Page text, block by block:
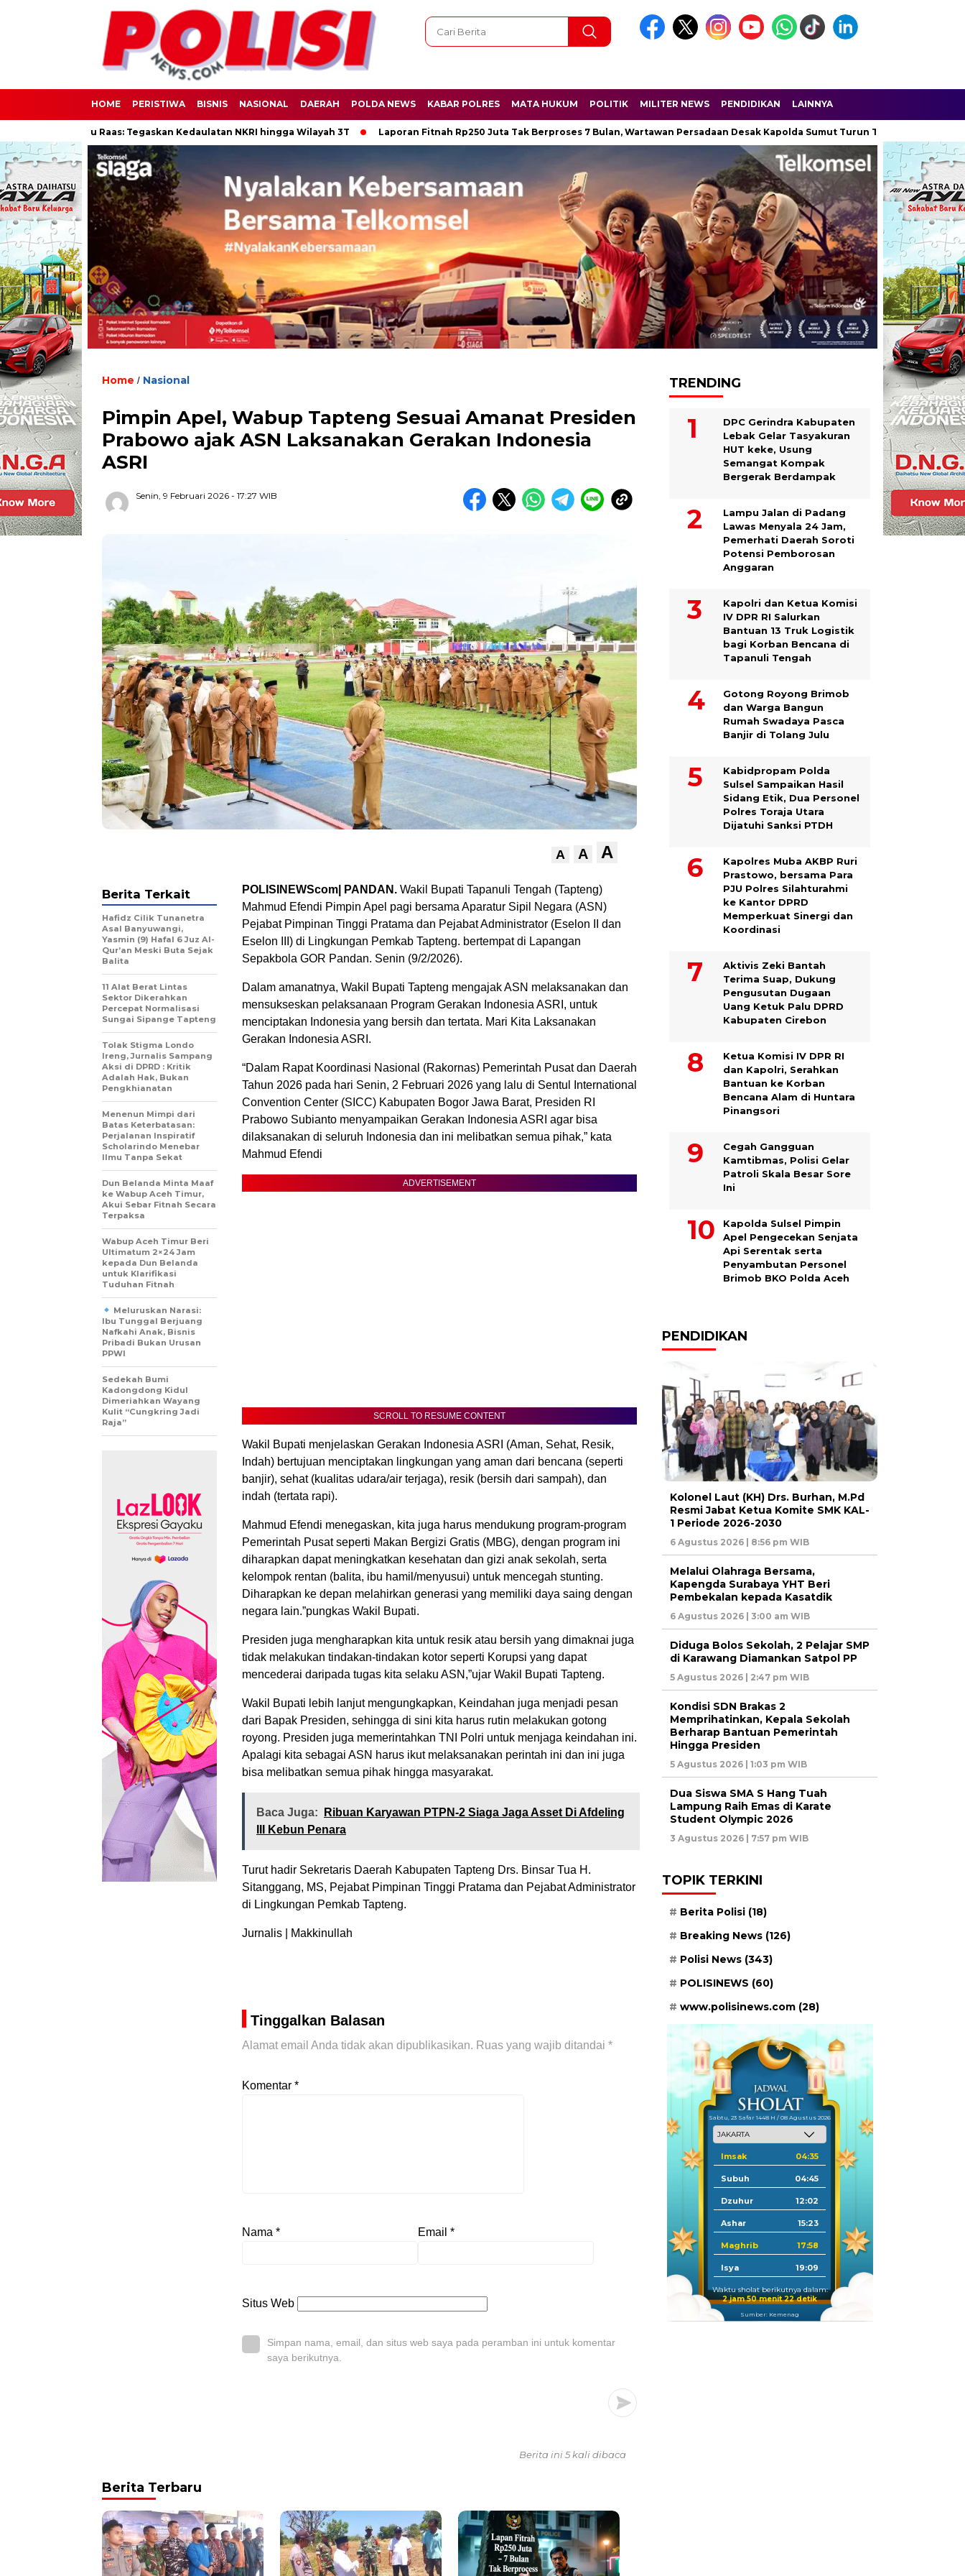
HOME PERISTIWA BISNIS NASIONAL DAERAH POLDA NEWS KABAR POLRES MATA HUKUM POLITIK MILITER NEWS PENDIDIKAN LAINNYA
di Pulau Raas: Tegaskan Kedaulatan NKRI hingga Wilayah 3T Laporan Fitnah Rp250 Juta Tak Berproses 7 Bulan, Wartawan Persadaan Desak Kapolda Sumut Turun Tangan
Home / Nasional
Pimpin Apel, Wabup Tapteng Sesuai Amanat Presiden
Prabowo ajak ASN Laksanakan Gerakan Indonesia
ASRI
Senin, 9 Februari 2026 - 17:27 WIB
A A A
POLISINEWScom| PANDAN. Wakil Bupati Tapanuli Tengah (Tapteng)
Mahmud Efendi Pimpin Apel pagi bersama Aparatur Sipil Negara (ASN)
Pejabat Pimpinan Tinggi Pratama dan Pejabat Administrator (Eselon II dan
Eselon III) di Lingkungan Pemkab Tapteng. bertempat di Lapangan
Sepakbola GOR Pandan. Senin (9/2/2026).
Dalam amanatnya, Wakil Bupati Tapteng mengajak ASN melaksanakan dan
mensukseskan pelaksanaan Program Gerakan Indonesia ASRI, untuk
menciptakan Indonesia yang bersih dan tertata. Mari Kita Laksanakan
Gerakan Indonesia ASRI.
“Dalam Rapat Koordinasi Nasional (Rakornas) Pemerintah Pusat dan Daerah
Tahun 2026 pada hari Senin, 2 Februari 2026 yang lalu di Sentul International
Convention Center (SICC) Kabupaten Bogor Jawa Barat, Presiden RI
Prabowo Subianto menyampaikan Gerakan Indonesia ASRI agar bisa
dilaksanakan di seluruh Indonesia dan ini melibatkan semua pihak,” kata
Mahmud Efendi
ADVERTISEMENT
SCROLL TO RESUME CONTENT
Wakil Bupati menjelaskan Gerakan Indonesia ASRI (Aman, Sehat, Resik,
Indah) bertujuan menciptakan lingkungan yang aman dari bencana (seperti
banjir), sehat (kualitas udara/air terjaga), resik (bersih dari sampah), dan
indah (tertata rapi).
Mahmud Efendi menegaskan, kita juga harus mendukung program-program
Pemerintah Pusat seperti Makan Bergizi Gratis (MBG), dengan program ini
diharapkan dapat meningkatkan kesehatan dan gizi anak sekolah, serta
kelompok rentan (balita, ibu hamil/menyusui) untuk mencegah stunting.
Diharapkan ke depan melahirkan generasi yang memiliki daya saing dengan
negara lain.”pungkas Wakil Bupati.
Presiden juga mengharapkan kita untuk resik atau bersih yang dimaknai juga
tidak melakukan tindakan-tindakan kotor seperti Korupsi yang dapat
mencederai daripada tugas kita selaku ASN,”ujar Wakil Bupati Tapteng.
Wakil Bupati lebih lanjut mengungkapkan, Keindahan juga menjadi pesan
dari Bapak Presiden, sehingga di sini kita harus rutin melakukan gotong
royong. Presiden juga memerintahkan TNI Polri untuk menjaga keindahan ini.
Apalagi kita sebagai ASN harus ikut melaksanakan perintah ini dan ini juga
bisa melibatkan semua pihak hingga masyarakat.
Baca Juga:
Ribuan Karyawan PTPN-2 Siaga Jaga Asset Di Afdeling
III Kebun Penara
Turut hadir Sekretaris Daerah Kabupaten Tapteng Drs. Binsar Tua H.
Sitanggang, MS, Pejabat Pimpinan Tinggi Pratama dan Pejabat Administrator
di Lingkungan Pemkab Tapteng.
Jurnalis | Makkinullah
Tinggalkan Balasan
Alamat email Anda tidak akan dipublikasikan. Ruas yang wajib ditandai *
Komentar *
Nama * Email *
Situs Web
Simpan nama, email, dan situs web saya pada peramban ini untuk komentar
saya berikutnya.
Berita Terkait
Hafidz Cilik Tunanetra
Asal Banyuwangi,
Yasmin (9) Hafal 6 Juz Al-
Qur’an Meski Buta Sejak
Balita
11 Alat Berat Lintas
Sektor Dikerahkan
Percepat Normalisasi
Sungai Sipange Tapteng
Tolak Stigma Londo
Ireng, Jurnalis Sampang
Aksi di DPRD : Kritik
Adalah Hak, Bukan
Pengkhianatan
Menenun Mimpi dari
Batas Keterbatasan:
Perjalanan Inspiratif
Scholarindo Menebar
Ilmu Tanpa Sekat
Dun Belanda Minta Maaf
ke Wabup Aceh Timur,
Akui Sebar Fitnah Secara
Terpaksa
Wabup Aceh Timur Beri
Ultimatum 2×24 Jam
kepada Dun Belanda
untuk Klarifikasi
Tuduhan Fitnah
Meluruskan Narasi:
Ibu Tunggal Berjuang
Nafkahi Anak, Bisnis
Pribadi Bukan Urusan
PPWI
Sedekah Bumi
Kadongdong Kidul
Dimeriahkan Wayang
Kulit “Cungkring Jadi
Raja”
Berita ini 5 kali dibaca
Berita Terbaru
TRENDING
DPC Gerindra Kabupaten
Lebak Gelar Tasyakuran
HUT keke, Usung
Semangat Kompak
Bergerak Berdampak
Lampu Jalan di Padang
Lawas Menyala 24 Jam,
Pemerhati Daerah Soroti
Potensi Pemborosan
Anggaran
Kapolri dan Ketua Komisi
IV DPR RI Salurkan
Bantuan 13 Truk Logistik
bagi Korban Bencana di
Tapanuli Tengah
Gotong Royong Brimob
dan Warga Bangun
Rumah Swadaya Pasca
Banjir di Tolang Julu
Kabidpropam Polda
Sulsel Sampaikan Hasil
Sidang Etik, Dua Personel
Polres Toraja Utara
Dijatuhi Sanksi PTDH
Kapolres Muba AKBP Ruri
Prastowo, bersama Para
PJU Polres Silahturahmi
ke Kantor DPRD
Memperkuat Sinergi dan
Koordinasi
Aktivis Zeki Bantah
Terima Suap, Dukung
Pengusutan Dugaan
Uang Ketuk Palu DPRD
Kabupaten Cirebon
Ketua Komisi IV DPR RI
dan Kapolri, Serahkan
Bantuan ke Korban
Bencana Alam di Huntara
Pinangsori
Cegah Gangguan
Kamtibmas, Polisi Gelar
Patroli Skala Besar Sore
Ini
Kapolda Sulsel Pimpin
Apel Pengecekan Senjata
Api Serentak serta
Penyambutan Personel
Brimob BKO Polda Aceh
PENDIDIKAN
Kolonel Laut (KH) Drs. Burhan, M.Pd
Resmi Jabat Ketua Komite SMK KAL-
1 Periode 2026-2030
6 Agustus 2026 | 8:56 pm WIB
Melalui Olahraga Bersama,
Kapengda Surabaya YHT Beri
Pembekalan kepada Kasatdik
6 Agustus 2026 | 3:00 am WIB
Diduga Bolos Sekolah, 2 Pelajar SMP
di Karawang Diamankan Satpol PP
5 Agustus 2026 | 2:47 pm WIB
Kondisi SDN Brakas 2
Memprihatinkan, Kepala Sekolah
Berharap Bantuan Pemerintah
Hingga Presiden
5 Agustus 2026 | 1:03 pm WIB
Dua Siswa SMA S Hang Tuah
Lampung Raih Emas di Karate
Student Olympic 2026
3 Agustus 2026 | 7:57 pm WIB
TOPIK TERKINI
Berita Polisi (18)
Breaking News (126)
Polisi News (343)
POLISINEWS (60)
www.polisinews.com (28)
Sabtu, 23 Safar 1448 H / 08 Agustus 2026
Imsak 04:35
Subuh 04:45
Dzuhur 12:02
Ashar 15:23
Maghrib 17:58
Isya 19:09
Waktu sholat berikutnya dalam:
2 jam 50 menit 20 detik
Sumber: Kemenag